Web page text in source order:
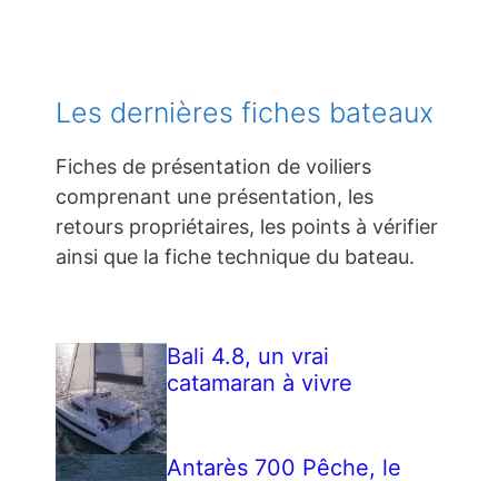
Les dernières fiches bateaux
Fiches de présentation de voiliers
comprenant une présentation, les
retours propriétaires, les points à vérifier
ainsi que la fiche technique du bateau.
Bali 4.8, un vrai
catamaran à vivre
Antarès 700 Pêche, le